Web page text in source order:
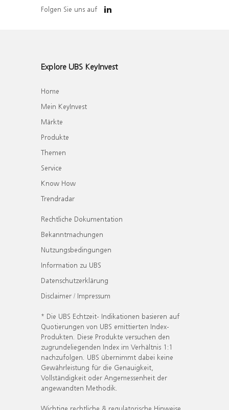
Folgen Sie uns auf
Explore UBS KeyInvest
Home
Mein KeyInvest
Märkte
Produkte
Themen
Service
Know How
Trendradar
Rechtliche Dokumentation
Bekanntmachungen
Nutzungsbedingungen
Information zu UBS
Datenschutzerklärung
Disclaimer / Impressum
* Die UBS Echtzeit- Indikationen basieren auf
Quotierungen von UBS emittierten Index-
Produkten. Diese Produkte versuchen den
zugrundeliegenden Index im Verhältnis 1:1
nachzufolgen. UBS übernimmt dabei keine
Gewährleistung für die Genauigkeit,
Vollständigkeit oder Angemessenheit der
angewandten Methodik.